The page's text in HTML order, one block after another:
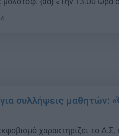
πραγματοποιήθηκε
Προπυλαίων του
συλλήψεις μαθητών:
χαρακτηρίζει το